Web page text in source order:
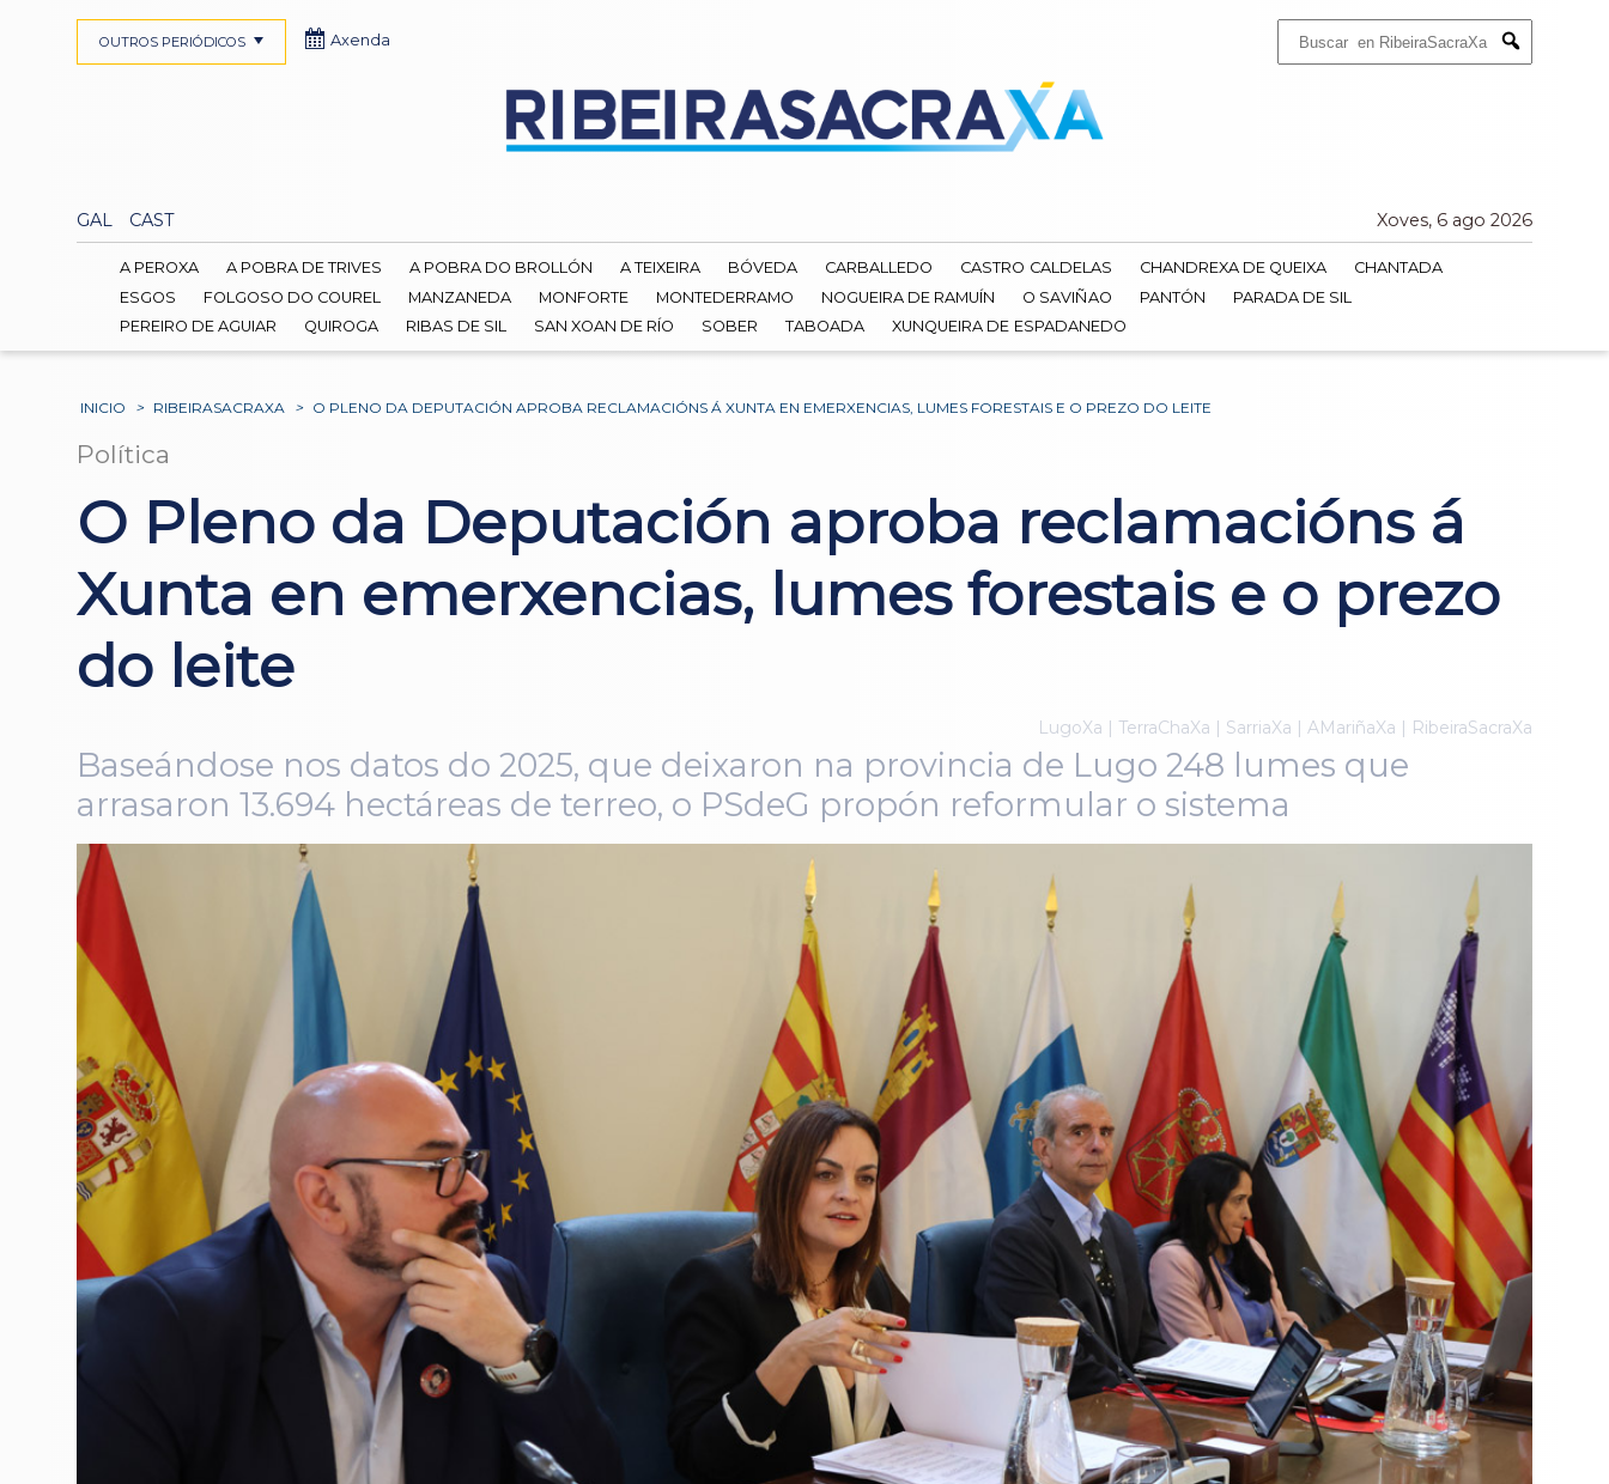
Submit
GAL CAST Xoves, 6 ago 2026
OUTROS PERIÓDICOS Axenda
A PEROXA A POBRA DE TRIVES A POBRA DO BROLLÓN A TEIXEIRA BÓVEDA CARBALLEDO CASTRO CALDELAS CHANDREXA DE QUEIXA
CHANTADA
ESGOS
FOLGOSO DO COUREL MANZANEDA MONFORTE MONTEDERRAMO NOGUEIRA DE RAMUÍN O SAVIÑAO PANTÓN
PARADA DE SIL
PEREIRO DE AGUIAR
QUIROGA RIBAS DE SIL SAN XOAN DE RÍO SOBER TABOADA XUNQUEIRA DE ESPADANEDO
INICIO > RIBEIRASACRAXA > O PLENO DA DEPUTACIÓN APROBA RECLAMACIÓNS Á XUNTA EN EMERXENCIAS, LUMES FORESTAIS E O PREZO DO LEITE
Política
O Pleno da Deputación aproba reclamacións á
Xunta en emerxencias, lumes forestais e o prezo
do leite
LugoXa | TerraChaXa | SarriaXa | AMariñaXa | RibeiraSacraXa
Baseándose nos datos do 2025, que deixaron na provincia de Lugo 248 lumes que
arrasaron 13.694 hectáreas de terreo, o PSdeG propón reformular o sistema